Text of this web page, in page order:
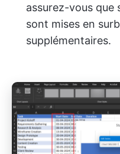
assurez-vous que
sont mises en
supplémentaires.